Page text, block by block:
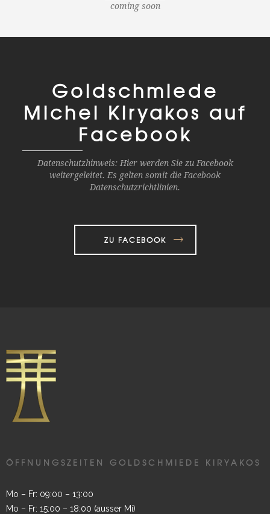
coming soon
Goldschmiede
Michel Kiryakos auf
Facebook
Datenschutzhinweis: Hier werden Sie zu Facebook
weitergeleitet. Es gelten somit die Facebook
Datenschutzrichtlinien.
ZU FACEBOOK
ÖFFNUNGSZEITEN GOLDSCHMIEDE KIRYAKOS
Mo – Fr: 09:00 – 13:00
Mo – Fr: 15:00 – 18:00 (ausser Mi)